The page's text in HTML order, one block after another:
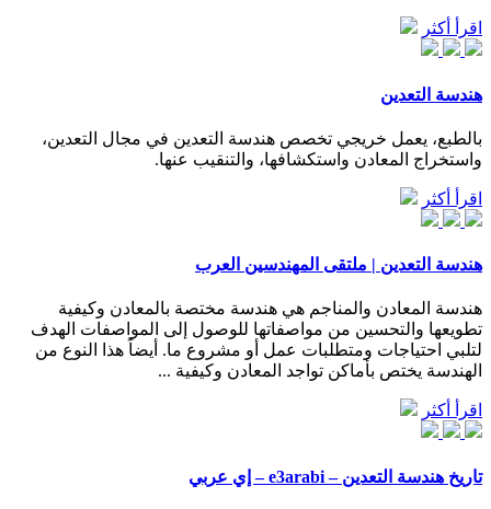
اقرأ أكثر
هندسة التعدين
بالطبع، يعمل خريجي تخصص هندسة التعدين في مجال التعدين،
واستخراج المعادن واستكشافها، والتنقيب عنها.
اقرأ أكثر
هندسة التعدين | ملتقى المهندسين العرب
هندسة المعادن والمناجم هي هندسة مختصة بالمعادن وكيفية
تطويعها والتحسين من مواصفاتها للوصول إلى المواصفات الهدف
لتلبي احتياجات ومتطلبات عمل أو مشروع ما. أيضاً هذا النوع من
الهندسة يختص بأماكن تواجد المعادن وكيفية ...
اقرأ أكثر
تاريخ هندسة التعدين – e3arabi – إي عربي